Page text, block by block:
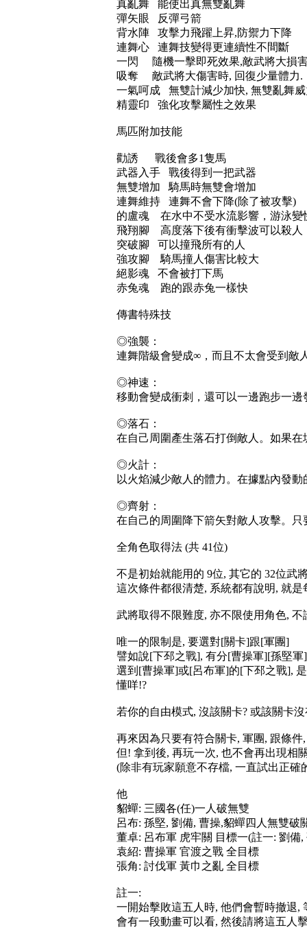
真亂舞 能使出真無雙亂舞
彈矢眼 反彈弓箭
背水陣 攻擊力飛躍上昇,防禦力下降
連舞心 連舞技變得更連續性不間斷
一閃 隨機一擊即死效果,敵武將大損
吸奪 敵武將大傷害時, 回復少量體力.
一氣呵成 無雙計減少加快, 無雙亂舞
精靈印 強化攻擊屬性之效果
馬匹附加技能
勸誘 戰後會多1隻馬
武器入手 戰後得到一把武器
無雙增加 騎馬時無雙會增加
連舞維持 連舞不會下降(除了被攻擊)
的盧魂 在水中不受水流影響，游泳變
飛翔腳 高度落下後有衝擊波可以殺人
突破腳 可以撞飛所有的人
強攻腳 騎馬撞人傷害比較大
絕影魂 不會被打下馬
赤兔魂 跑的跟赤兔一樣快
傳書特殊技
◎強襲：
連舞階級會變成∞，而且不太會受到敵
◎神速：
移動會變成衝刺，還可以一邊跑步一
◎落石：
在自己周圍產生落石打倒敵人。如果
◎火計：
以火焰減少敵人的體力。在據點內發
◎齊射：
在自己的周圍降下箭矢對敵人攻擊。
全角色取得法 (共 41位)
不是初始就能用的 9位, 其它的 32位武
這次條件都很清楚, 系統都有說明, 就
武將取得不限難度, 亦不限使用角色,
唯一的限制是, 要選對[關卡]跟[軍團]
譬如說[下邳之戰], 有分[曹操軍][孫堅
選到[曹操軍]或[呂布軍]的[下邳之戰],
懂咩!?
若你的自由模式, 沒該關卡? 或該關卡
再來因為只要有符合關卡, 軍團, 跟條
但! 拿到後, 再玩一次, 也不會再出現相
(除非有玩家願意不存檔, 一直試出正確
他
貂蟬: 三國各(任)一人破無雙
呂布: 孫堅, 劉備, 曹操,貂蟬四人無雙破
董卓: 呂布軍 虎牢關 目標一(註一: 劉備
袁紹: 曹操軍 官渡之戰 全目標
張角: 討伐軍 黃巾之亂 全目標
註一:
一開始擊敗這五人時, 他們會暫時撤退,
會有一段動畫可以看, 然後請將這五人